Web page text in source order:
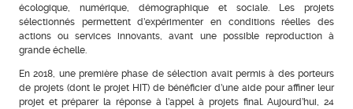
écologique, numérique, démographique et sociale. Les projets
sélectionnés permettent d’expérimenter en conditions réelles des
actions ou services innovants, avant une possible reproduction à
grande échelle.
En 2018, une première phase de sélection avait permis à des porteurs
de projets (dont le projet HIT) de bénéficier d’une aide pour affiner leur
projet et préparer la réponse à l’appel à projets final. Aujourd’hui, 24